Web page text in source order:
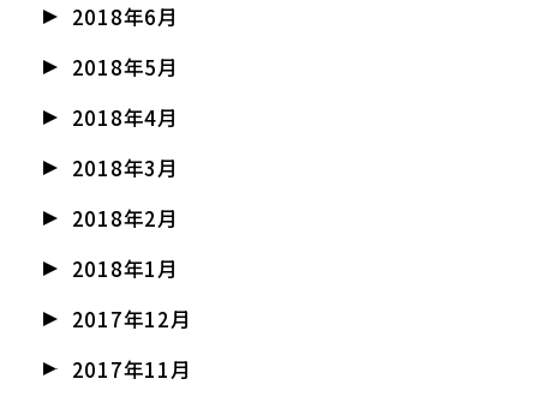
2018年6月
2018年5月
2018年4月
2018年3月
2018年2月
2018年1月
2017年12月
2017年11月